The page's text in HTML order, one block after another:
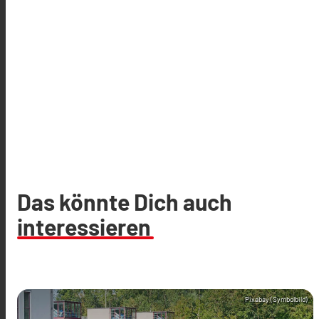
Das könnte Dich auch
interessieren
Pixabay (Symbolbild)